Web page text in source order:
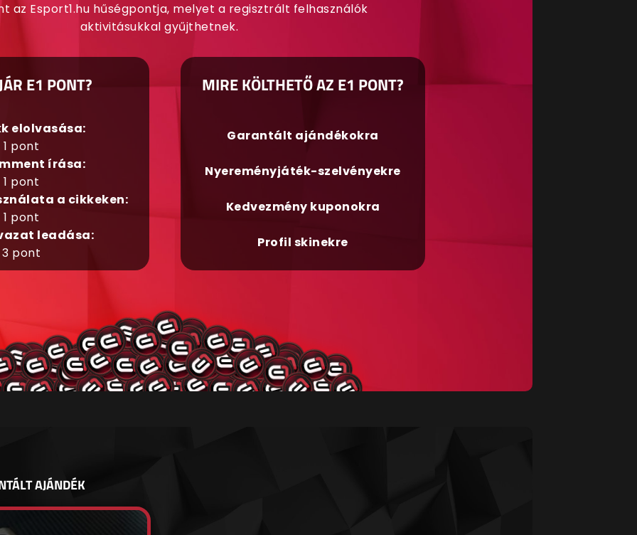
az Esport1.hu hűségpontja, melyet a regisztrált felhasználók
aktivitásukkal gyűjthetnek.
E1 PONT?
elolvasása:
1 pont
írása:
1 pont
a cikkeken:
1 pont
leadása:
3 pont
MIRE KÖLTHETŐ AZ E1 PONT?
Garantált ajándékokra
Nyereményjáték-szelvényekre
Kedvezmény kuponokra
Profil skinekre
AJÁNDÉK